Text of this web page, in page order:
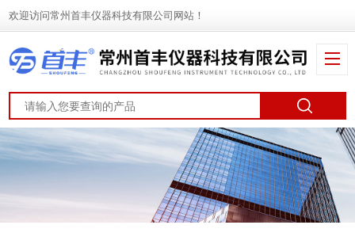
欢迎访问常州首丰仪器科技有限公司网站！